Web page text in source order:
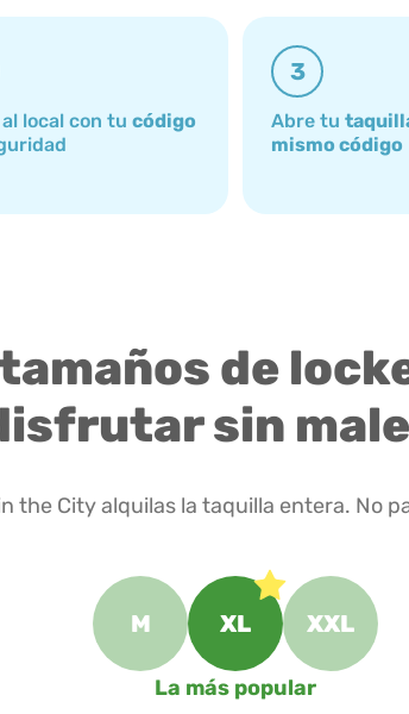
al local con tu código
3
Abre tu
mismo código
de
sin
the City alquilas la taquilla entera. No
M XL XXL
La más popular